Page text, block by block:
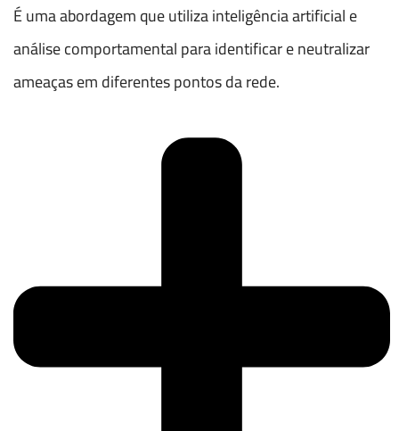
É uma abordagem que utiliza inteligência artificial e
análise comportamental para identificar e neutralizar
ameaças em diferentes pontos da rede.